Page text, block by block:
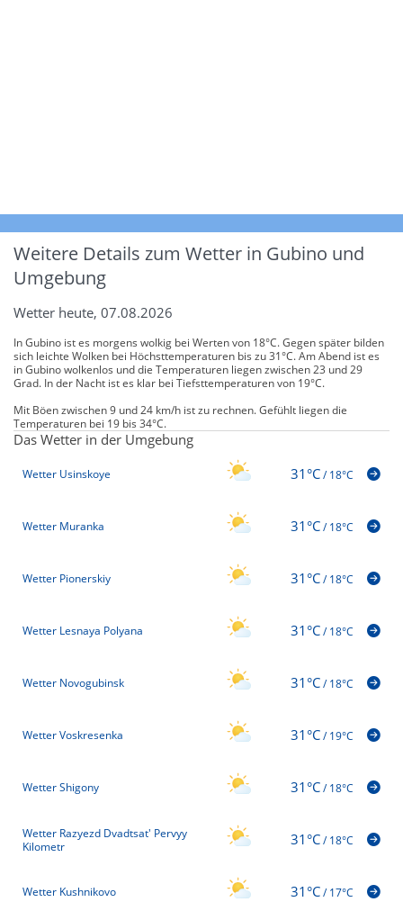
Weitere Details zum Wetter in Gubino und
Umgebung
Wetter heute, 07.08.2026
In Gubino ist es morgens wolkig bei Werten von 18°C. Gegen später bilden
sich leichte Wolken bei Höchsttemperaturen bis zu 31°C. Am Abend ist es
in Gubino wolkenlos und die Temperaturen liegen zwischen 23 und 29
Grad. In der Nacht ist es klar bei Tiefsttemperaturen von 19°C.
Mit Böen zwischen 9 und 24 km/h ist zu rechnen. Gefühlt liegen die
Temperaturen bei 19 bis 34°C.
Das Wetter in der Umgebung
Wetter Usinskoye 31°C/18°C
Wetter Muranka 31°C/18°C
Wetter Pionerskiy 31°C/18°C
Wetter Lesnaya Polyana 31°C/18°C
Wetter Novogubinsk 31°C/18°C
Wetter Voskresenka 31°C/19°C
Wetter Shigony 31°C/18°C
Wetter Razyezd Dvadtsat' Pervyy
Kilometr
31°C/18°C
Wetter Kushnikovo 31°C/17°C